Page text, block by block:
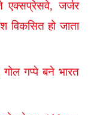
जर्जर
हो जाता
गप्पे बने भारत